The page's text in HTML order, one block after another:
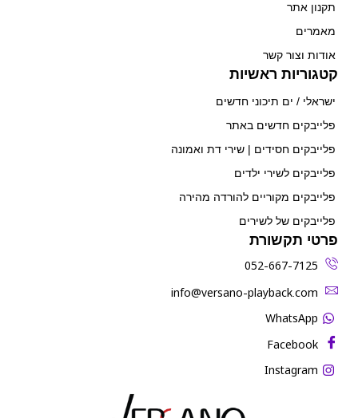
תקנון אתר
מאמרים
אודות וצור קשר
קטגוריות ראשיות
ישראלי / ים תיכוני חדשים
פלייבקים חדשים באתר
פלייבקים חסידים | שירי דת ואמונה
פלייבקים לשירי ילדים
פלייבקים מקוריים להורדה מהירה
פלייבקים של לשירים
פרטי תקשורת
052-667-7125
‫info@versano-playback.com‬
WhatsApp
Facebook
Instagram